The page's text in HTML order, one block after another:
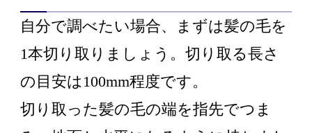
自分で調べたい場合、まずは髪の毛を
1本切り取りましょう。切り取る長さ
の目安は100mm程度です。
切り取った髪の毛の端を指先でつま